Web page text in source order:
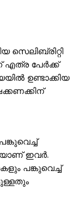
എത്ര പേർക്ക്
ഉണ്ടാക്കിയ
ഇവർ.
പങ്കുവെച്ച്